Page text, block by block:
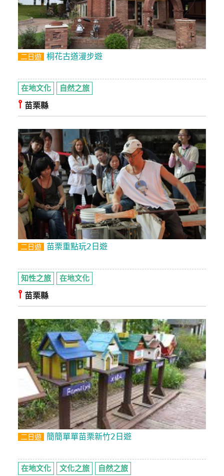
二日遊 桐花古道漫步遊
在地文化 自然之旅
⫯ 苗栗縣
二日遊 苗栗重點玩2日遊
知性之旅 在地文化
⫯ 苗栗縣
二日遊 簡簡單單苗栗新竹2日遊
在地文化 文化之旅 自然之旅